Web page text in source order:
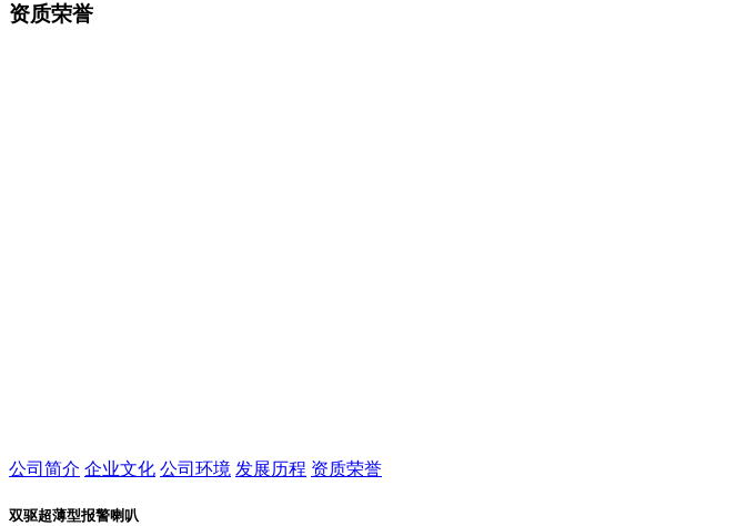
资质荣誉
公司简介 企业文化 公司环境 发展历程 资质荣誉
双驱超薄型报警喇叭